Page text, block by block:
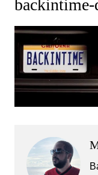
backintime-